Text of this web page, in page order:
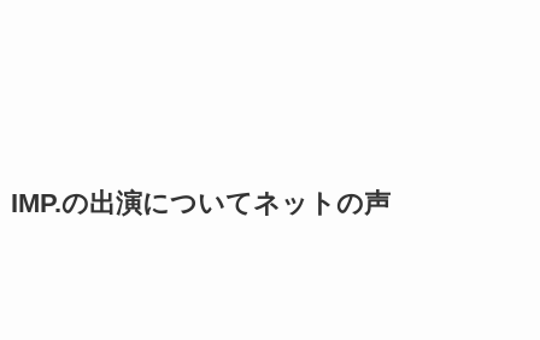
IMP.の出演についてネットの声